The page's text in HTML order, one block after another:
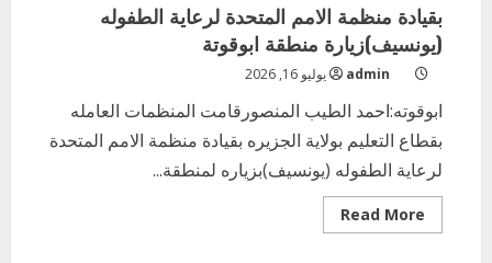
بقيادة منظمة الامم المتحدة لرعاية الطفوله
(يونسيف)زيارة منطقة ابوقوتة
admin يوليو 16, 2026
ابوقوته:احمد الطيب المنصورقامت المنظمات العامله
بقطاع التعليم بولاية الجزيره بقيادة منظمة الامم المتحدة
لرعاية الطفوله (يونسيف)بزياره لمنطقة...
Read More
more